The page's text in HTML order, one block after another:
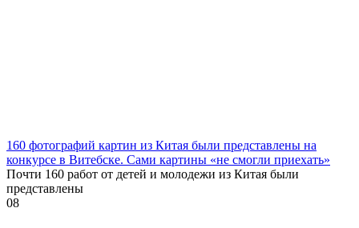
160 фотографий картин из Китая были представлены на
конкурсе в Витебске. Сами картины «не смогли приехать»
Почти 160 работ от детей и молодежи из Китая были
представлены
08